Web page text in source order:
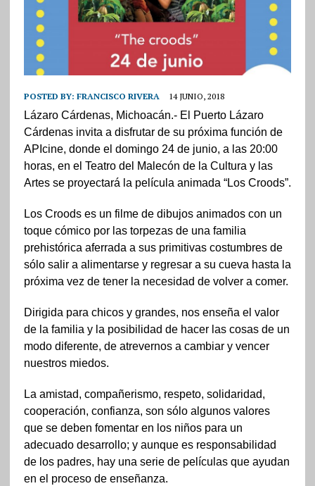
POSTED BY: FRANCISCO RIVERA 14 JUNIO, 2018
Lázaro Cárdenas, Michoacán.- El Puerto Lázaro
Cárdenas invita a disfrutar de su próxima función de
APIcine, donde el domingo 24 de junio, a las 20:00
horas, en el Teatro del Malecón de la Cultura y las
Artes se proyectará la película animada “Los Croods”.
Los Croods es un filme de dibujos animados con un
toque cómico por las torpezas de una familia
prehistórica aferrada a sus primitivas costumbres de
sólo salir a alimentarse y regresar a su cueva hasta la
próxima vez de tener la necesidad de volver a comer.
Dirigida para chicos y grandes, nos enseña el valor
de la familia y la posibilidad de hacer las cosas de un
modo diferente, de atrevernos a cambiar y vencer
nuestros miedos.
La amistad, compañerismo, respeto, solidaridad,
cooperación, confianza, son sólo algunos valores
que se deben fomentar en los niños para un
adecuado desarrollo; y aunque es responsabilidad
de los padres, hay una serie de películas que ayudan
en el proceso de enseñanza.